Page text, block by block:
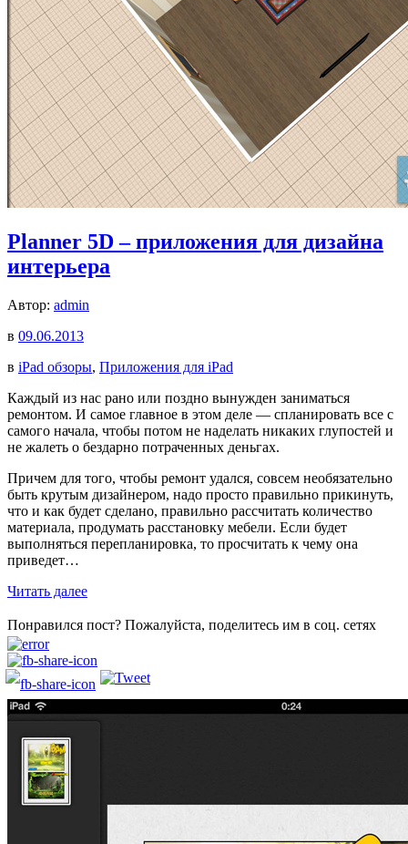
Planner 5D – приложения для дизайна
интерьера
Автор: admin
в 09.06.2013
в iPad обзоры, Приложения для iPad
Каждый из нас рано или поздно вынужден заниматься
ремонтом. И самое главное в этом деле — спланировать все с
самого начала, чтобы потом не наделать никаких глупостей и
не жалеть о бездарно потраченных деньгах.
Причем для того, чтобы ремонт удался, совсем необязательно
быть крутым дизайнером, надо просто правильно прикинуть,
что и как будет сделано, правильно рассчитать количество
материала, продумать расстановку мебели. Если будет
выполняться перепланировка, то просчитать к чему она
приведет…
Читать далее
Понравился пост? Пожалуйста, поделитесь им в соц. сетях